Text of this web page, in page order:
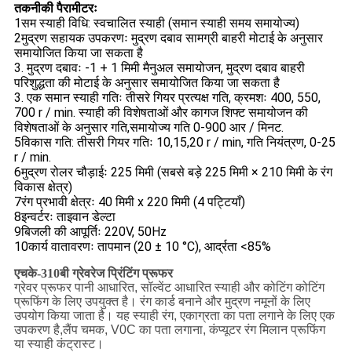
तकनीकी पैरामीटरः
1सम स्याही विधि: स्वचालित स्याही (समान स्याही समय समायोज्य)
2मुद्रण सहायक उपकरणः मुद्रण दबाव सामग्री बाहरी मोटाई के अनुसार
समायोजित किया जा सकता है
3. मुद्रण दबावः -1 + 1 मिमी मैनुअल समायोजन, मुद्रण दबाव बाहरी
परिशुद्धता की मोटाई के अनुसार समायोजित किया जा सकता है
3. एक समान स्याही गतिः तीसरे गियर प्रत्यक्ष गति, क्रमशः 400, 550,
700 r / min. स्याही की विशेषताओं और कागज शिफ्ट समायोजन की
विशेषताओं के अनुसार गति,समायोज्य गति 0-900 आर / मिनट.
5विकास गति: तीसरी गियर गतिः 10,15,20 r / min, गति नियंत्रण, 0-25
r / min.
6मुद्रण रोलर चौड़ाईः 225 मिमी (सबसे बड़े 225 मिमी × 210 मिमी के रंग
विकास क्षेत्र)
7रंग प्रभावी क्षेत्रः 40 मिमी x 220 मिमी (4 पट्टियाँ)
8इन्वर्टरः ताइवान डेल्टा
9बिजली की आपूर्तिः 220V, 50Hz
10कार्य वातावरणः तापमान (20 ± 10 °C), आर्द्रता <85%
एचके-310बी ग्रेवरेज प्रिंटिंग प्रूफर
ग्रेवर प्रूफर पानी आधारित, सॉल्वेंट आधारित स्याही और कोटिंग कोटिंग
प्रूफिंग के लिए उपयुक्त है। रंग कार्ड बनाने और मुद्रण नमूनों के लिए
उपयोग किया जाता है। यह स्याही रंग, एकाग्रता का पता लगाने के लिए एक
उपकरण है,लैंप चमक, V0C का पता लगाना, कंप्यूटर रंग मिलान प्रूफिंग
या स्याही कंट्रास्ट।